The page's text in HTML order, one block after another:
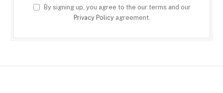
By signing up, you agree to the our terms and our
Privacy Policyagreement.